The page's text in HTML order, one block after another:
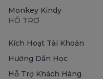
Monkey Kindy
HỖ TRỢ
Kích Hoạt Tài Khoản
Hướng Dẫn Học
Hỗ Trợ Khách Hàng